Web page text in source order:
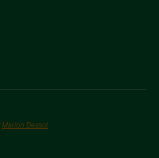
Marion Bessol